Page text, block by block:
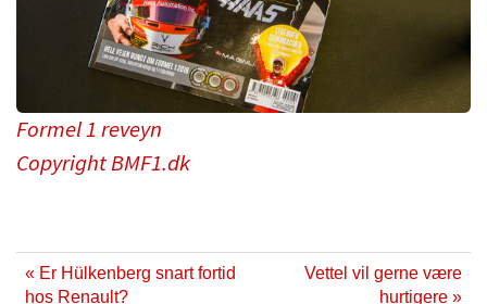
Formel 1 reveyn
Copyright BMF1.dk
« Er Hülkenberg snart fortid
hos Renault?
Vettel vil gerne være
hurtigere »